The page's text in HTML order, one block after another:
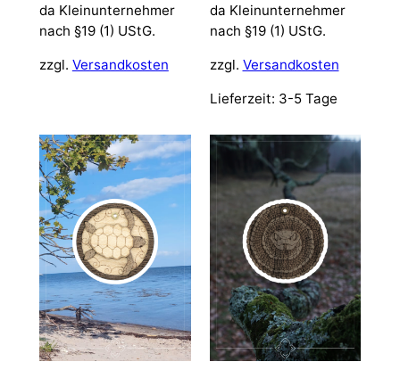
da Kleinunternehmer
nach §19 (1) UStG.
zzgl. Versandkosten
da Kleinunternehmer
nach §19 (1) UStG.
zzgl. Versandkosten
Lieferzeit: 3-5 Tage